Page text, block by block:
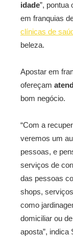
idade”, pontua
em franquias
clínicas de
beleza.
Apostar em
ofereçam
bom negócio.
“Com a
veremos um
pessoas, e
serviços de
das pessoas
shops,
como
domiciliar ou
aposta”, indica